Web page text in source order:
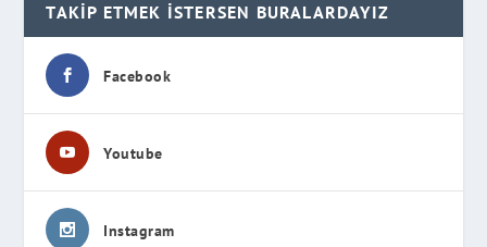
TAKIP ETMEK İSTERSEN BURALARDAYIZ
Facebook
Youtube
Instagram